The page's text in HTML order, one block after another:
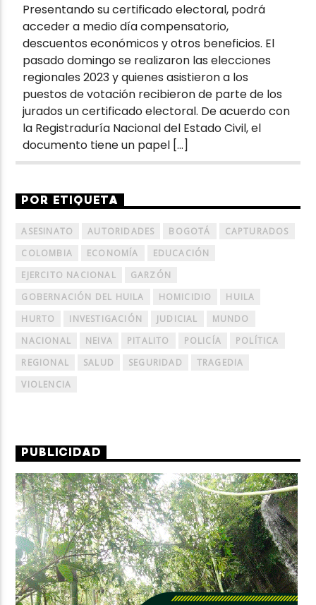
Presentando su certificado electoral, podrá
acceder a medio día compensatorio,
descuentos económicos y otros beneficios. El
pasado domingo se realizaron las elecciones
regionales 2023 y quienes asistieron a los
puestos de votación recibieron de parte de los
jurados un certificado electoral. De acuerdo con
la Registraduría Nacional del Estado Civil, el
documento tiene un papel […]
POR ETIQUETA
ASESINATO AUTORIDADES BOGOTÁ
CAPTURADOS
COLOMBIA
ECONOMÍA
EDUCACIÓN
EJERCITO NACIONAL
GARZÓN
GOBERNACIÓN DEL HUILA
HOMICIDIO
HUILA
HURTO
INVESTIGACIÓN JUDICIAL
MUNDO
NACIONAL
NEIVA PITALITO POLICÍA
POLÍTICA
REGIONAL
SALUD SEGURIDAD
TRAGEDIA
VIOLENCIA
PUBLICIDAD